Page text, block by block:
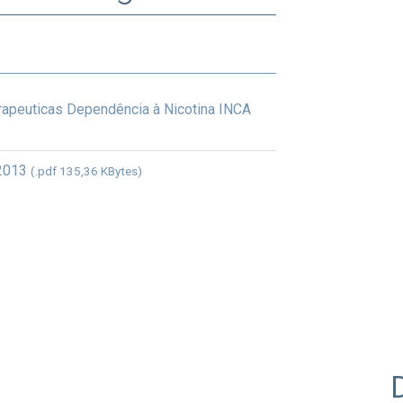
Dependência à Nicotina INCA
(.pdf 135,36 KBytes)